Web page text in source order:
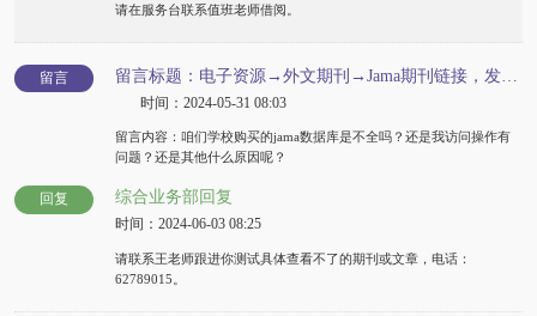
请在服务台联系值班老师借阅。
留言
时间：2024-05-31 08:03
留言内容：咱们学校购买的jama数据库是不全吗？还是我访问操作有
问题？还是其他什么原因呢？
回复 综合业务部回复
时间：2024-06-03 08:25
请联系王老师跟进你测试具体查看不了的期刊或文章，电话：
62789015。